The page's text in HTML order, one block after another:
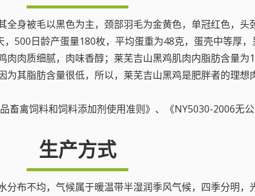
身被毛以黑色为主，颈部羽毛为金黄色，单冠红色，
500日龄产蛋量180枚，平均蛋重为48克，蛋壳中等厚，
肉质细腻，肉味香醇；莱芜吉山黑鸡肌肉内脂肪含量为
其脂肪含量很低，所以，莱芜吉山黑鸡是肥胖者的理
禽饲料和饲料添加剂使用准则》、《NY5030-2006无
生产方式
布不均，气候属于暖温带半湿润季风气候，四季分明